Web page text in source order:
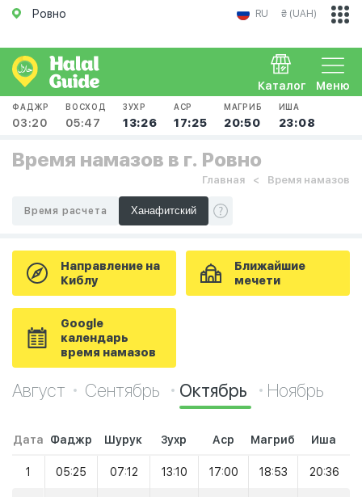
Ровно RU ₴ (UAH)
Меню
Каталог
ФАДЖР
03:20
ВОСХОД
05:47
ЗУХР
13:26
АСР
17:25
МАГРИБ
20:50
ИША
23:08
Время намазов в г. Ровно
Главная Время намазов
Время расчета
Направление на
Киблу
Ближайшие
мечети
Google
календарь
время намазов
Август Сентябрь Октябрь Ноябрь
Дата Фаджр Шурук Зухр Аср Магриб Иша
1 05:25 07:12 13:10 17:00 18:53 20:36